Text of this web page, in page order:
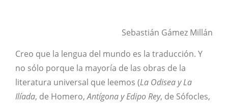
Sebastián Gámez Millán
Creo que la lengua del mundo es la traducción. Y
no sólo porque la mayoría de las obras de la
literatura universal que leemos (La Odisea y La
Ilíada, de Homero,Antígona y Edipo Rey, de Sófocles,